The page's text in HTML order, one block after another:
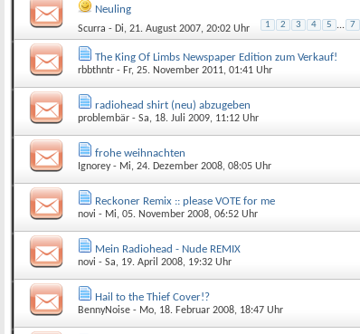
Neuling
Scurra - Di, 21. August 2007, 20:02 Uhr 1 2 3 4 5 ... 7
The King Of Limbs Newspaper Edition zum Verkauf!
rbbthntr - Fr, 25. November 2011, 01:41 Uhr
radiohead shirt (neu) abzugeben
problembär - Sa, 18. Juli 2009, 11:12 Uhr
frohe weihnachten
Ignorey- Mi, 24. Dezember 2008, 08:05 Uhr
Reckoner Remix :: please VOTE for me
novi - Mi, 05. November 2008, 06:52 Uhr
Mein Radiohead - Nude REMIX
novi - Sa, 19. April 2008, 19:32 Uhr
Hail to the Thief Cover!?
BennyNoise - Mo, 18. Februar 2008, 18:47 Uhr